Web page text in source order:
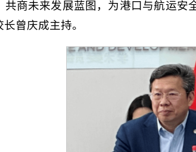
共商未来发展蓝图，为港口与航运安
曾庆成主持。